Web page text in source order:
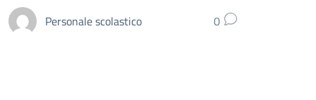
Personale scolastico 0